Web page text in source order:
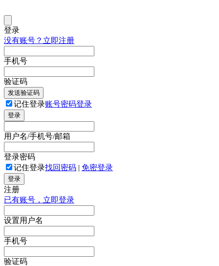
登录
没有账号？立即注册
手机号
验证码
发送验证码
记住登录账号密码登录
登录
用户名/手机号/邮箱
登录密码
记住登录找回密码 | 免密登录
登录
注册
已有账号，立即登录
设置用户名
手机号
验证码